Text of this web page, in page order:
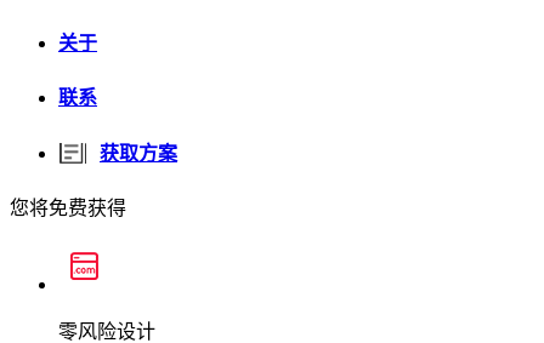
关于
联系
获取方案
您将免费获得
零风险设计